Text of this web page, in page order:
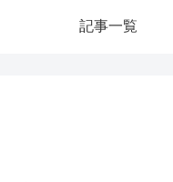
記事一覧